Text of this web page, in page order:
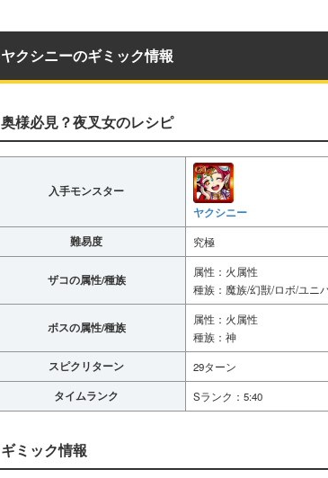
ヤクシニーのギミック情報
奥様必見？夜叉女のレシピ
入手モンスター
ヤクシニー
難易度 究極
ザコの属性/種族
属性：火属性
種族：魔族/幻獣/ロボ/ユニ
ボスの属性/種族
属性：火属性
種族：神
スピクリターン 29ターン
タイムランク Sランク：5:40
ギミック情報